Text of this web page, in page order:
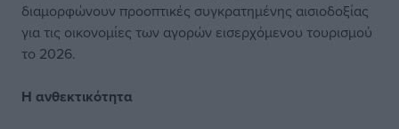
διαμορφώνουν προοπτικές συγκρατημένης αισιοδοξίας
για τις οικονομίες των αγορών εισερχόμενου τουρισμού
το 2026.
Η ανθεκτικότητα